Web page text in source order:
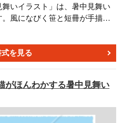
舞いイラスト」は、暑中見舞い
風になびく笹と短冊が手描き
日本の七夕祭りは伝統的な習
にも、折り紙や装飾品などが竹
短冊に書かれた願い事は、一
使いください。
式を見る
がほんわかする暑中見舞い